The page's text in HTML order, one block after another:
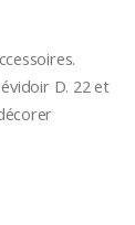
D. 22 et